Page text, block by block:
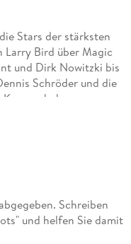
Stars der stärksten
Larry Bird über Magic
und Dirk Nowitzki bis
Schröder und die
bekommen.
Schreiben
und helfen Sie damit